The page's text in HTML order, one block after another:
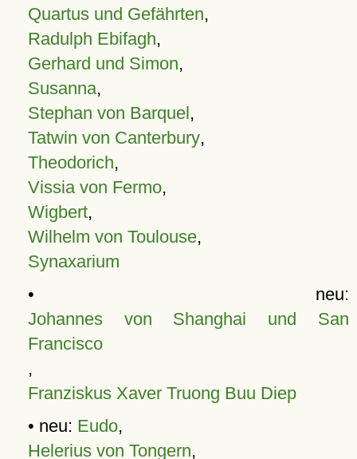
Quartus und Gefährten,
Radulph Ebifagh,
Gerhard und Simon,
Susanna,
Stephan von Barquel,
Tatwin von Canterbury,
Theodorich,
Vissia von Fermo,
Wigbert,
Wilhelm von Toulouse,
Synaxarium
• neu:
Johannes von Shanghai und San
Francisco
,
Franziskus Xaver Truong Buu Diep
• neu: Eudo,
Helerius von Tongern,